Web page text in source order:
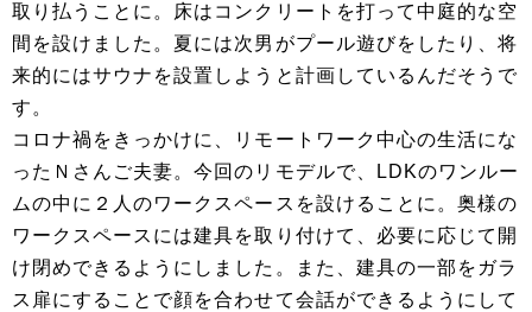
取り払うことに。床はコンクリートを打って中庭的な空
間を設けました。夏には次男がプール遊びをしたり、将
来的にはサウナを設置しようと計画しているんだそうで
す。
コロナ禍をきっかけに、リモートワーク中心の生活にな
ったＮさんご夫妻。今回のリモデルで、LDKのワンルー
ムの中に２人のワークスペースを設けることに。奥様の
ワークスペースには建具を取り付けて、必要に応じて開
け閉めできるようにしました。また、建具の一部をガラ
ス扉にすることで顔を合わせて会話ができるようにして